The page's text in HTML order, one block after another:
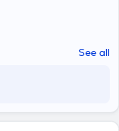
See all